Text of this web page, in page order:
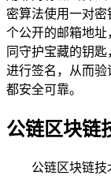
密算法使用一对
个公开的邮箱地址
同守护宝藏的钥
进行签名，从而
都安全可靠。
公链区块链
公链区块链